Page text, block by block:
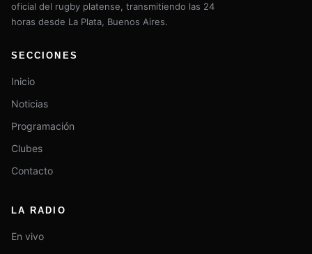
oficial del rugby platense, transmitiendo las 24
horas desde La Plata, Buenos Aires.
SECCIONES
Inicio
Noticias
Programación
Clubes
Contacto
LA RADIO
En vivo